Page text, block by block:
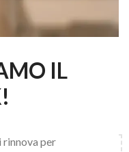
IL
rinnova per